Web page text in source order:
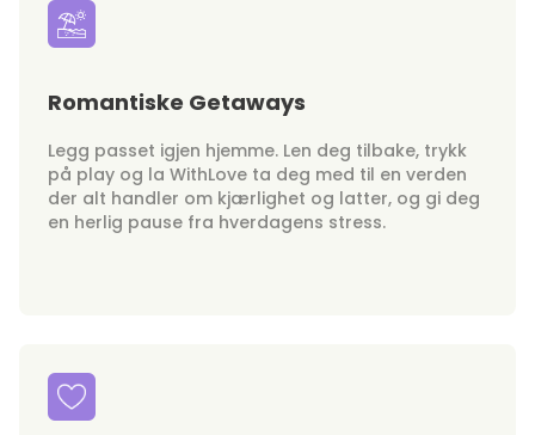
Romantiske Getaways
Legg passet igjen hjemme. Len deg tilbake, trykk
på play og la WithLove ta deg med til en verden
der alt handler om kjærlighet og latter, og gi deg
en herlig pause fra hverdagens stress.